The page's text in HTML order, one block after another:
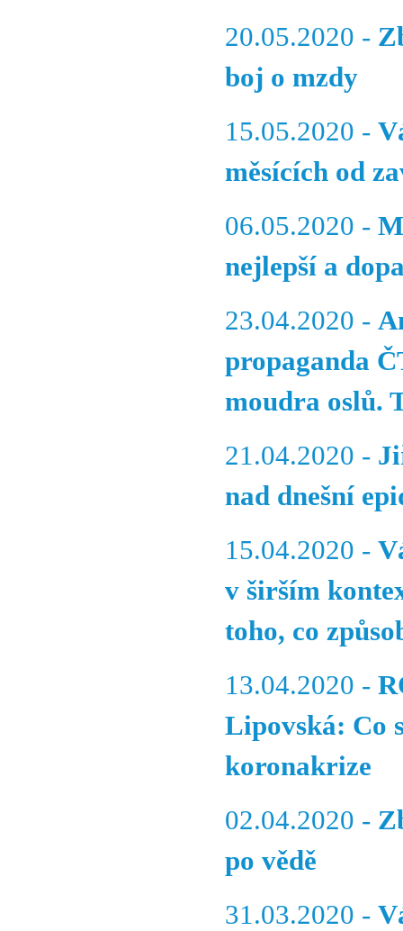
20.05.2020 -
boj o mzdy
15.05.2020 -
měsících od
06.05.2020 -
nejlepší a
23.04.2020 -
propaganda
moudra oslů.
21.04.2020 -
nad dnešní
15.04.2020 -
v širším
toho, co
13.04.2020 -
Lipovská: Co
koronakrize
02.04.2020 -
po vědě
31.03.2020 -